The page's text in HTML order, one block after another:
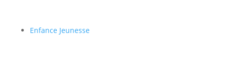
Enfance Jeunesse